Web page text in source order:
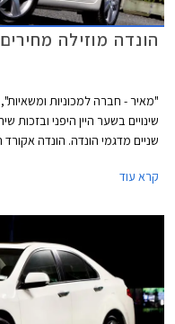
הונדה מוזילה מחירים
"מאיר - חברה למכוניות
שינויים בשער היין היפני
בפלח המשפחתיות הגדולות.
קרא עוד